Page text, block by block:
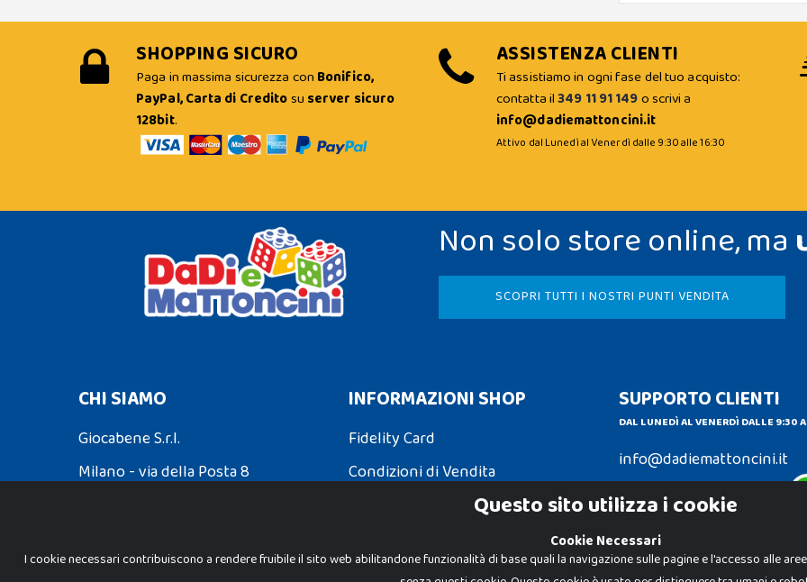
SHOPPING SICURO
Paga in massima sicurezza con Bonifico,
PayPal, Carta di Creditosu server sicuro
128bit.
ASSISTENZA CLIENTI
Ti assistiamo in ogni fase del tuo acquisto:
contatta il349 11 91 149o scrivi a
info@dadiemattoncini.it
Attivo dal Lunedì al Venerdì dalle 9:30 alle 16:30
Non solo store online, ma
SCOPRI TUTTI I NOSTRI PUNTI VENDITA
CHI SIAMO
Giocabene S.r.l.
Milano - via della Posta 8
INFORMAZIONI SHOP
Fidelity Card
Condizioni di Vendita
SUPPORTO CLIENTI
DAL LUNEDÌ AL VENERDÌ DALLE 9:30
info@dadiemattoncini.it
Contattaci su Whatsapp
Questo sito utilizza i cookie
Cookie Necessari
I cookie necessari contribuiscono a rendere fruibile il sito web abilitandone funzionalità di base quali la navigazione sulle pagine e l'accesso alle